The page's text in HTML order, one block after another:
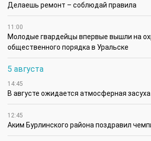
Делаешь ремонт – соблюдай правила
11:00
Молодые гвардейцы впервые вышли на
общественного порядка в Уральске
5 августа
14:45
В августе ожидается атмосферная
12:45
Аким Бурлинского района поздравил